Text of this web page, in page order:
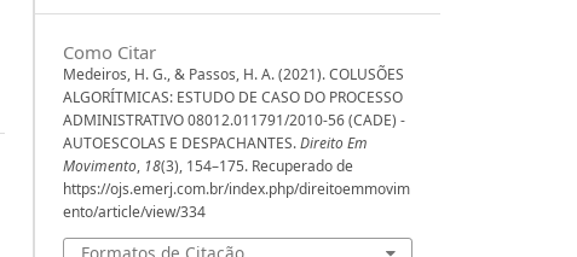
Como Citar
Medeiros, H. G., & Passos, H. A. (2021). COLUSÕES
ALGORÍTMICAS: ESTUDO DE CASO DO PROCESSO
ADMINISTRATIVO 08012.011791/2010-56 (CADE) -
AUTOESCOLAS E DESPACHANTES.Direito Em
Movimento, 18(3), 154–175. Recuperado de
https://ojs.emerj.com.br/index.php/direitoemmovim
ento/article/view/334
Formatos de Citação